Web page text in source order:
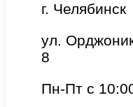
г. Челябинск
ул.
8
Пн-Пт с